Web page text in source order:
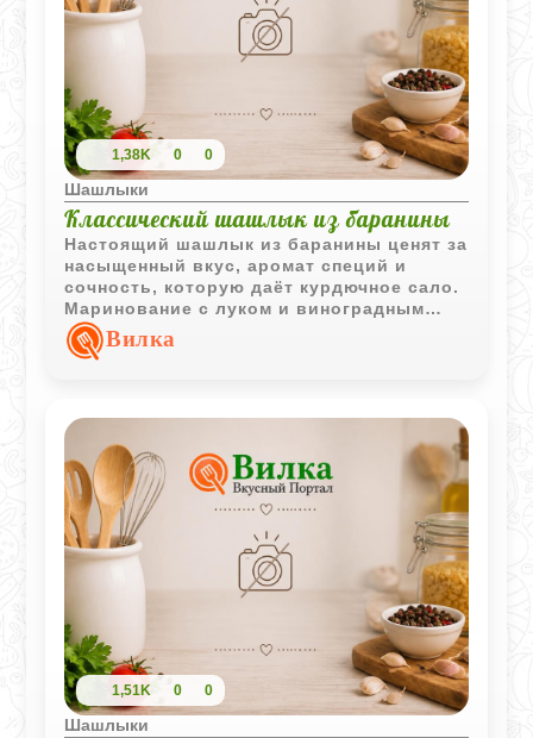
1,38K 0 0
Шашлыки
Классический шашлык из баранины
Настоящий шашлык из баранины ценят за
насыщенный вкус, аромат специй и
сочность, которую даёт курдючное сало.
Маринование с луком и виноградным
уксусом делает мясо мягче, а жар на
углях создаёт ту самую аппетитную
Вилка
1,51K 0 0
Шашлыки